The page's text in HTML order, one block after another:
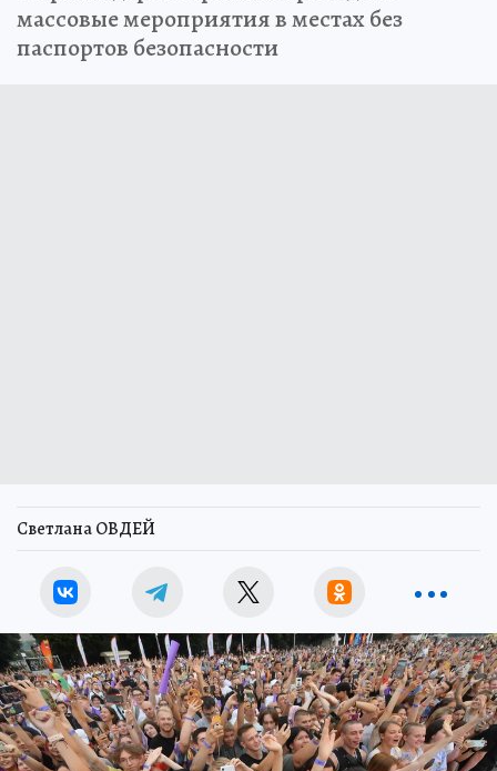
массовые мероприятия в местах без
паспортов безопасности
Светлана ОВДЕЙ